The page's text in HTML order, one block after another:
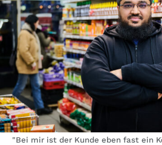
"Bei mir ist der Kunde eben fast ein